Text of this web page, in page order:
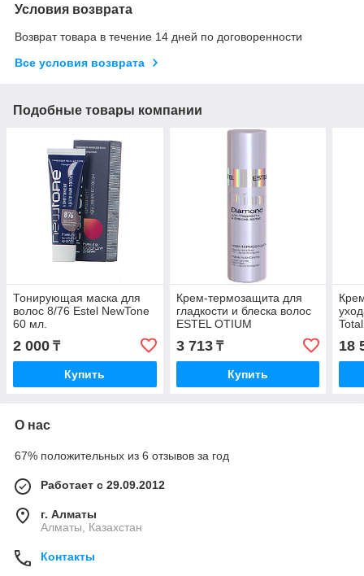
Условия возврата
Возврат товара в течение 14 дней по договоренности
Все условия возврата
Подобные товары компании
Тонирующая маска для
волос 8/76 Estel NewTone
60 мл.
2 000 ₸
Купить
Крем-термозащита для
гладкости и блеска волос
ESTEL OTIUM
Diamond,100 мл.
3 713₸
Купить
18
О нас
67% положительных из 6 отзывов за год
Работает с 29.09.2012
г. Алматы
Алматы, Казахстан
Контакты